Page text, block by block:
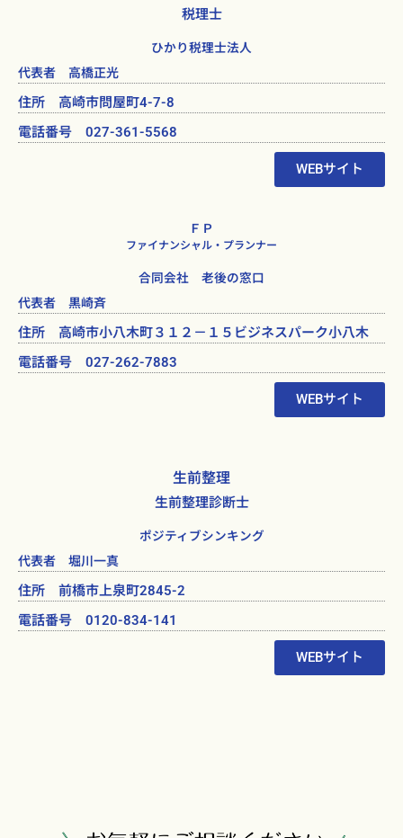
税理士
ひかり税理士法人
代表者 高橋正光
住所 高崎市問屋町4-7-8
電話番号 027-361-5568
WEBサイト
ＦＰ
ファイナンシャル・プランナー
合同会社 老後の窓口
代表者 黒崎斉
住所 高崎市小八木町３１２－１５ビジネスパーク小八木
電話番号 027-262-7883
WEBサイト
生前整理
生前整理診断士
ポジティブシンキング
代表者 堀川一真
住所 前橋市上泉町2845-2
電話番号 0120-834-141
WEBサイト